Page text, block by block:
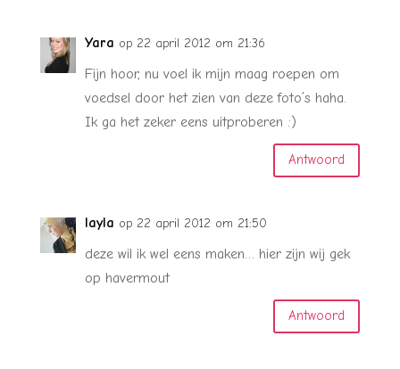
Yara op 22 april 2012 om 21:36
Fijn hoor, nu voel ik mijn maag roepen om
voedsel door het zien van deze foto’s haha.
Ik ga het zeker eens uitproberen :)
Antwoord
layla op 22 april 2012 om 21:50
deze wil ik wel eens maken… hier zijn wij gek
op havermout
Antwoord